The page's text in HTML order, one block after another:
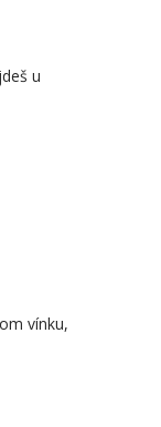
u
vínku,